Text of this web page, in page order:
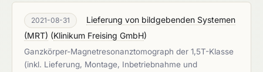
2021-08-31
Lieferung von bildgebenden Systemen
(MRT) (Klinikum Freising GmbH)
Ganzkörper-Magnetresonanztomograph der 1,5T-Klasse
(inkl. Lieferung, Montage, Inbetriebnahme und